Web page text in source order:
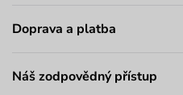
Doprava a platba
Náš zodpovědný přístup